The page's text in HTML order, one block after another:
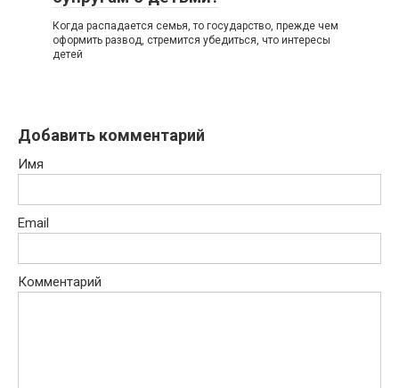
Когда распадается семья, то государство, прежде чем
оформить развод, стремится убедиться, что интересы
детей
Добавить комментарий
Имя
Email
Комментарий